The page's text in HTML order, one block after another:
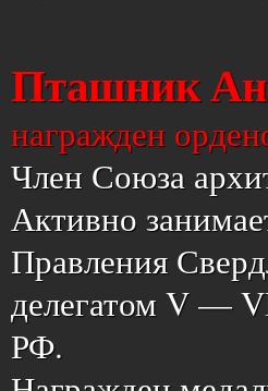
Пташник
награжден
Член Союза
Активно
Правления
делегатом V —
РФ.